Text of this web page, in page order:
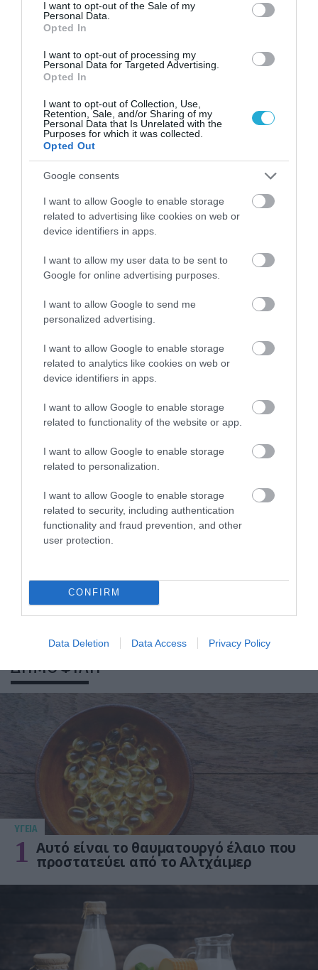
I want to opt-out of the Sale of my
Personal Data.
Opted In
I want to opt-out of processing my
Personal Data for Targeted Advertising.
Opted In
I want to opt-out of Collection, Use,
Retention, Sale, and/or Sharing of my
Personal Data that Is Unrelated with the
Purposes for which it was collected.
Opted Out
Google consents
I want to allow Google to enable storage
related to advertising like cookies on web or
device identifiers in apps.
I want to allow my user data to be sent to
Google for online advertising purposes.
I want to allow Google to send me
personalized advertising.
I want to allow Google to enable storage
related to analytics like cookies on web or
device identifiers in apps.
I want to allow Google to enable storage
related to functionality of the website or app.
I want to allow Google to enable storage
related to personalization.
I want to allow Google to enable storage
related to security, including authentication
functionality and fraud prevention, and other
user protection.
CONFIRM
Data Deletion Data Access Privacy Policy
04.07.2026 12:01
Φωτογραφία: Η αλλαγή στο look της Έμα
Στόουν δεν πέρασε απαρατήρητη –
«Δείχνει 10 χρόνια νεότερη» γράφουν στα
Ούλρικα Τζόνσον: Η γνωστή
παρουσιάστρια ήρθε στην Ελλάδα & έδειξε
τι της έκανε ο ήλιος – «Με κατέστρεψε»
(βίντεο)
Social Media και αυτοκτονίες ανηλίκων: Οι
γονείς στρέφονται μαζικά κατά Meta και
TikTok
ΔΗΜΟΦΙΛΗ
ΥΓΕΙΑ
1 Αυτό είναι το θαυματουργό έλαιο που
προστατεύει από το Αλτχάιμερ